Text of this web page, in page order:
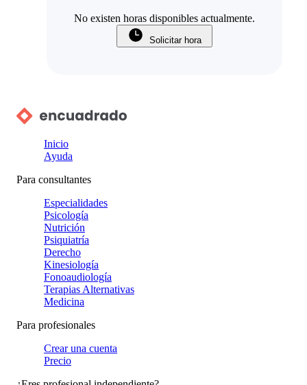
No existen horas disponibles actualmente.
Solicitar hora
Inicio
Ayuda
Para consultantes
Especialidades
Psicología
Nutrición
Psiquiatría
Derecho
Kinesiología
Fonoaudiología
Terapias Alternativas
Medicina
Para profesionales
Crear una cuenta
Precio